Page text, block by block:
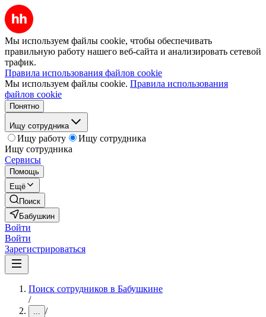
Мы используем файлы cookie, чтобы обеспечивать
правильную работу нашего веб-сайта и анализировать сетевой
трафик.
Правила использования файлов cookie
Мы используем файлы cookie. Правила использования
файлов cookie
Понятно
Ищу сотрудника
Ищу работу
Ищу сотрудника
Ищу сотрудника
Сервисы
Помощь
Ещё
Поиск
Бабушкин
Войти
Войти
Зарегистрироваться
Поиск сотрудников в Бабушкине
/
... /